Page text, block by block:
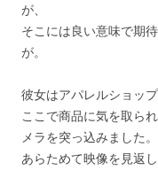
が、
そこには良い意味で期
が。
彼女はアパレルショッ
ここで商品に気を取ら
メラを突っ込みました。
あらためて映像を見返